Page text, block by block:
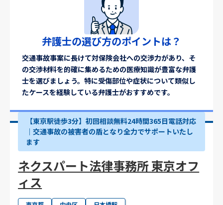
弁護士の選び方のポイントは？
交通事故事案に長けて対保険会社への交渉力があり、そ
の交渉材料を的確に集めるための医療知識が豊富な弁護
士を選びましょう。特に受傷部位や症状について類似し
たケースを経験している弁護士がおすすめです。
【東京駅徒歩3分】初回相談無料24時間365日電話対応
｜交通事故の被害者の盾となり全力でサポートいたし
ます
ネクスパート法律事務所 東京オフ
ィス